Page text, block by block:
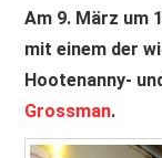
Am 9. März um
mit einem der
Hootenanny-
Grossman.